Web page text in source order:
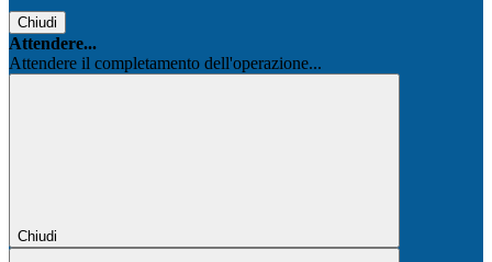
Chiudi
Attendere...
Attendere il completamento dell'operazione...
Chiudi